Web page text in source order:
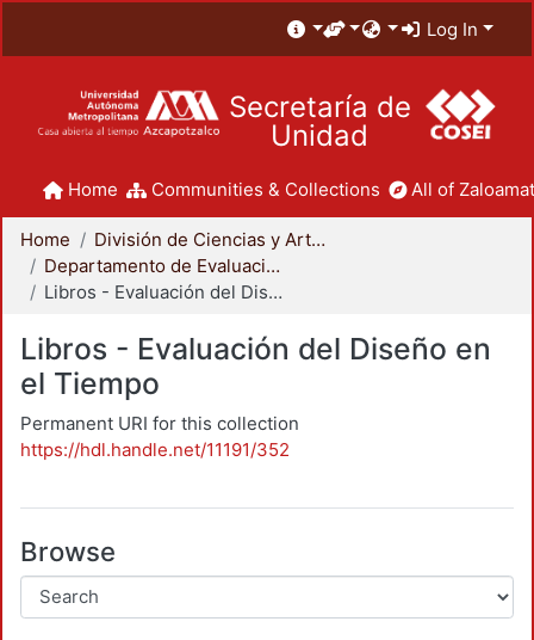
Log In
Secretaría de
Unidad
Home Communities & Collections All of
Home
División de Ciencias y Artes para el Diseño
Departamento de Evaluación del Diseño en el Tiempo
Libros - Evaluación del Diseño en el Tiempo
Libros - Evaluación del Diseño en
el Tiempo
Permanent URI for this collection
https://hdl.handle.net/11191/352
Browse